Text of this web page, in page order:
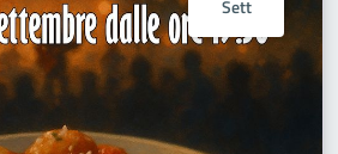
Sett